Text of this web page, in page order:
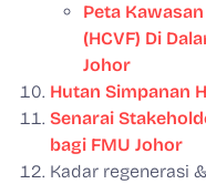
Peta
(HCVF) Di
Johor
Hutan Simpanan
Senarai
bagi FMU Johor
Kadar regenerasi